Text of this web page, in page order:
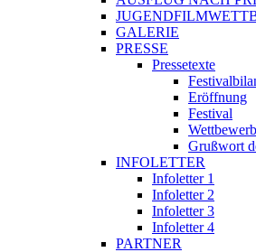
GALERIE
PRESSE
Pressetexte
Eröffnung
Festival
Wettbewerb
Grußwort
INFOLETTER
Infoletter 1
Infoletter 2
Infoletter 3
Infoletter 4
PARTNER